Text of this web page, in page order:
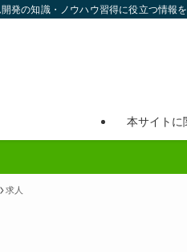
開発の知識・ノウハウ習得に役立つ情報
本サイトに
求人